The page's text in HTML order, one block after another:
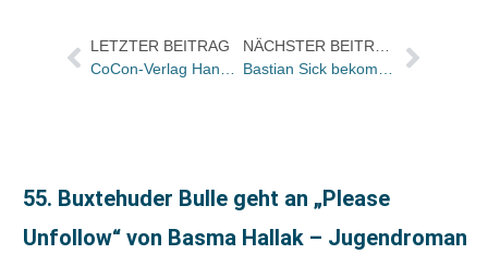
LETZTER BEITRAG
55. Buxtehuder Bulle geht an „Please
Unfollow“ von Basma Hallak – Jugendroman